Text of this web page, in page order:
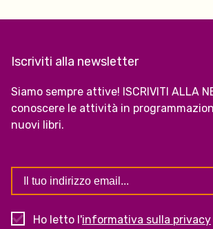
Iscriviti alla newsletter
Siamo sempre attive! ISCRIVITI ALLA
conoscere le attività in
nuovi libri.
Ho letto l'informativa sulla privacy